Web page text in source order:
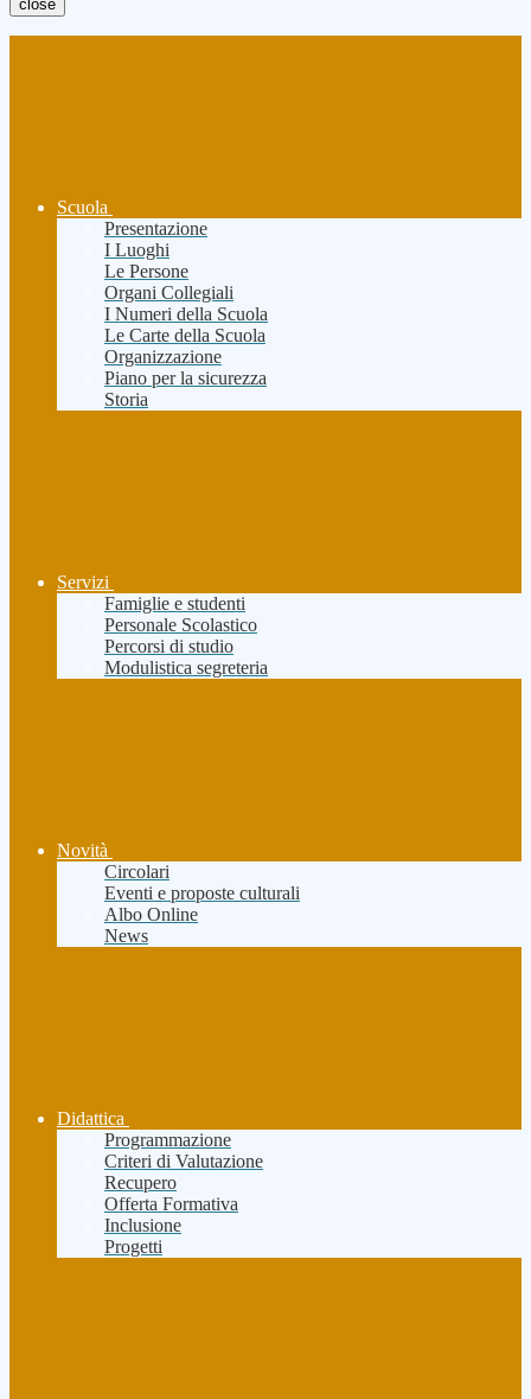
close
Scuola
Presentazione
I Luoghi
Le Persone
Organi Collegiali
I Numeri della Scuola
Le Carte della Scuola
Organizzazione
Piano per la sicurezza
Storia
Servizi
Famiglie e studenti
Personale Scolastico
Percorsi di studio
Modulistica segreteria
Novità
Circolari
Eventi e proposte culturali
Albo Online
News
Didattica
Programmazione
Criteri di Valutazione
Recupero
Offerta Formativa
Inclusione
Progetti